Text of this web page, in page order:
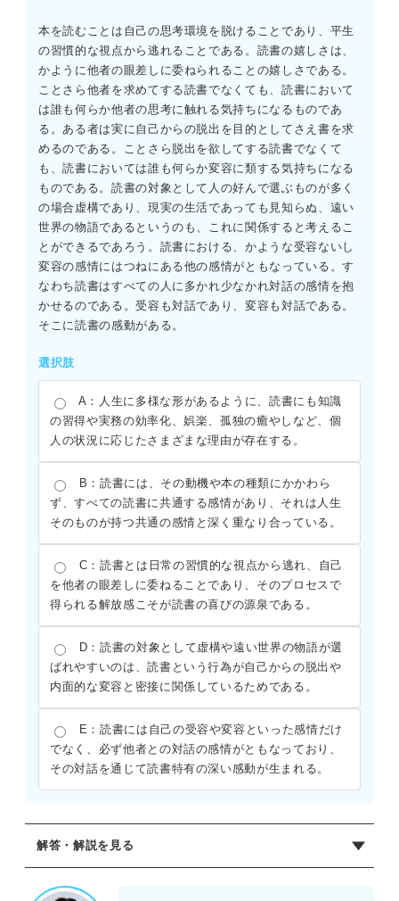
本を読むことは自己の思考環境を脱けることであり、平生
の習慣的な視点から逃れることである。読書の嬉しさは、
かように他者の眼差しに委ねられることの嬉しさである。
ことさら他者を求めてする読書でなくても、読書において
は誰も何らか他者の思考に触れる気持ちになるものであ
る。ある者は実に自己からの脱出を目的としてさえ書を求
めるのである。ことさら脱出を欲してする読書でなくて
も、読書においては誰も何らか変容に類する気持ちになる
ものである。読書の対象として人の好んで選ぶものが多く
の場合虚構であり、現実の生活であっても見知らぬ、遠い
世界の物語であるというのも、これに関係すると考えるこ
とができるであろう。読書における、かような受容ないし
変容の感情にはつねにある他の感情がともなっている。す
なわち読書はすべての人に多かれ少なかれ対話の感情を抱
かせるのである。受容も対話であり、変容も対話である。
そこに読書の感動がある。
選択肢
A：人生に多様な形があるように、読書にも知識
の習得や実務の効率化、娯楽、孤独の癒やしなど、個
人の状況に応じたさまざまな理由が存在する。
B：読書には、その動機や本の種類にかかわら
ず、すべての読書に共通する感情があり、それは人生
そのものが持つ共通の感情と深く重なり合っている。
C：読書とは日常の習慣的な視点から逃れ、自己
を他者の眼差しに委ねることであり、そのプロセスで
得られる解放感こそが読書の喜びの源泉である。
D：読書の対象として虚構や遠い世界の物語が選
ばれやすいのは、読書という行為が自己からの脱出や
内面的な変容と密接に関係しているためである。
E：読書には自己の受容や変容といった感情だけ
でなく、必ず他者との対話の感情がともなっており、
その対話を通じて読書特有の深い感動が生まれる。
解答・解説を見る
正解：E